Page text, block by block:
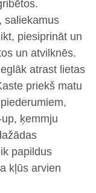
saliekamus
piesiprināt un
un atvilknēs.
atrast lietas
priekš matu
ķemmju
papildus
kļūs arvien